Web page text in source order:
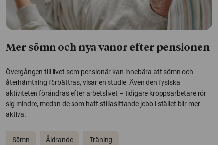
Mer sömn och nya vanor efter pensionen
Övergången till livet som pensionär kan innebära att sömn och
återhämtning förbättras, visar en studie. Även den fysiska
aktiviteten förändras efter arbetslivet – tidigare kroppsarbetare rör
sig mindre, medan de som haft stillasittande jobb i stället blir mer
aktiva.
Sömn Åldrande Träning